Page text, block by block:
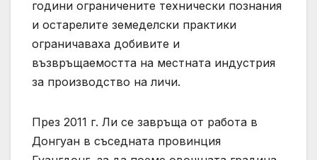
години ограничените технически познания
и остарелите земеделски практики
ограничаваха добивите и
възвръщаемостта на местната индустрия
за производство на личи.
През 2011 г. Ли се завръща от работа в
Донгуан в съседната провинция